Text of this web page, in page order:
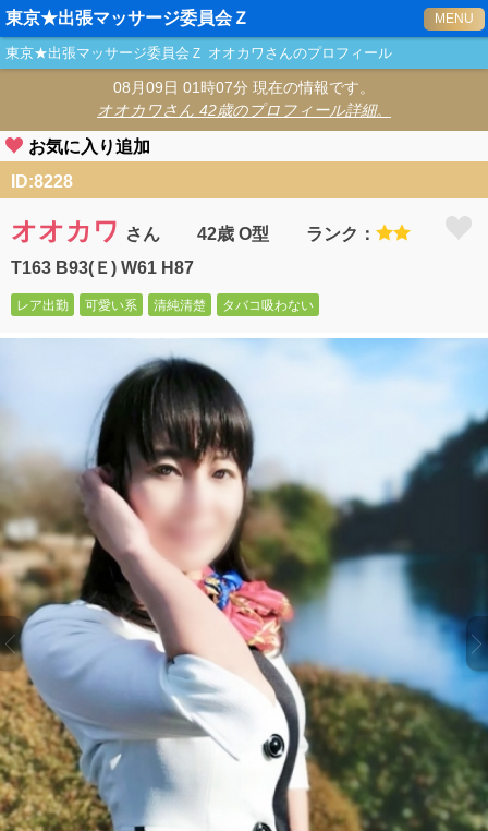
東京★出張マッサージ委員会Ｚ MENU
東京★出張マッサージ委員会Ｚ オオカワ さんのプロフィール
08月09日 01時07分 現在の情報です。
オオカワさん 42歳のプロフィール詳細。
お気に入り追加
ID:8228
オオカワ さん 42歳 O型
ランク：
T163 B93(Ｅ) W61 H87
レア出勤 可愛い系 清純清楚 タバコ吸わない